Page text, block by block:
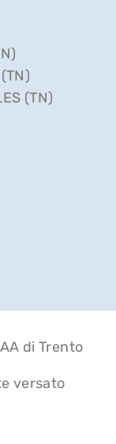
(TN)
di Trento
versato